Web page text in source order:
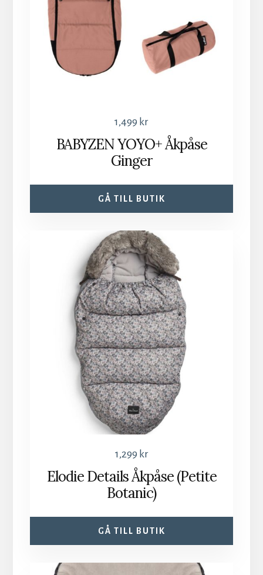
1,499 kr
BABYZEN YOYO+ Åkpåse
Ginger
GÅ TILL BUTIK
1,299 kr
Elodie Details Åkpåse (Petite
Botanic)
GÅ TILL BUTIK